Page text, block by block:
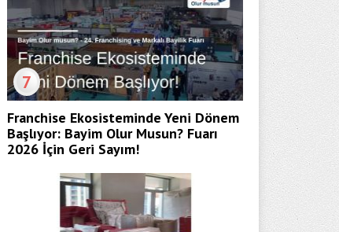
7
Franchise Ekosisteminde Yeni Dönem
Başlıyor: Bayim Olur Musun? Fuarı
2026 İçin Geri Sayım!